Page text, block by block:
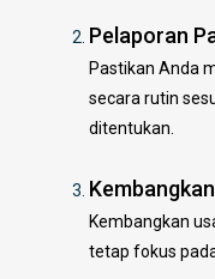
Pelaporan
Pastikan Anda
secara rutin
ditentukan.
Kembangkan
tetap fokus